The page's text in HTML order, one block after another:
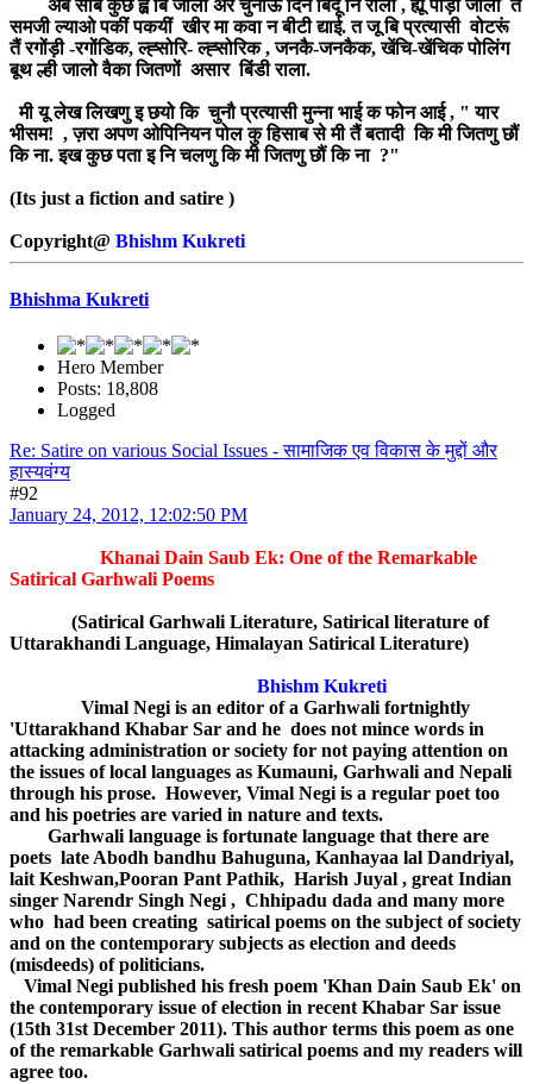
अब सौब कुछ ह्व़े बि जालो अर चुनाऊ दिन बिदू नि रालो , ह्यूं पोड़ी जालो त
समजी ल्याओ पकीं पकयीं खीर मा कवा न बीटी द्याई. त जू बि प्रत्यासी वोटरूं
तैं रगोंड़ी -रगोंडिक, ल्ह्सोरि- ल्ह्सोरिक , जनकै-जनकैक, खेंचि-खेंचिक पोलिंग
बूथ ल्ही जालो वैका जितणों असार बिंडी राला.
मी यू लेख लिखणु इ छयो कि चुनौ प्रत्यासी मुन्ना भाई क फोन आई , " यार
भीसम! , ज़रा अपण ओपिनियन पोल कु हिसाब से मी तैं बतादी कि मी जितणु छौं
कि ना. इख कुछ पता इ नि चलणु कि मी जितणु छौं कि ना ?"
(Its just a fiction and satire )
Copyright@ Bhishm Kukreti
Bhishma Kukreti
Hero Member
Posts: 18,808
Logged
Re: Satire on various Social Issues - सामाजिक एव विकास के मुद्दों और
हास्यवंग्य
#92
January 24, 2012, 12:02:50 PM
Khanai Dain Saub Ek: One of the Remarkable
Satirical Garhwali Poems
(Satirical Garhwali Literature, Satirical literature of
Uttarakhandi Language, Himalayan Satirical Literature)
Bhishm Kukreti
Vimal Negi is an editor of a Garhwali fortnightly
'Uttarakhand Khabar Sar and he does not mince words in
attacking administration or society for not paying attention on
the issues of local languages as Kumauni, Garhwali and Nepali
through his prose. However, Vimal Negi is a regular poet too
and his poetries are varied in nature and texts.
Garhwali language is fortunate language that there are
poets late Abodh bandhu Bahuguna, Kanhayaa lal Dandriyal,
lait Keshwan,Pooran Pant Pathik, Harish Juyal , great Indian
singer Narendr Singh Negi , Chhipadu dada and many more
who had been creating satirical poems on the subject of society
and on the contemporary subjects as election and deeds
(misdeeds) of politicians.
Vimal Negi published his fresh poem 'Khan Dain Saub Ek' on
the contemporary issue of election in recent Khabar Sar issue
(15th 31st December 2011). This author terms this poem as one
of the remarkable Garhwali satirical poems and my readers will
agree too.